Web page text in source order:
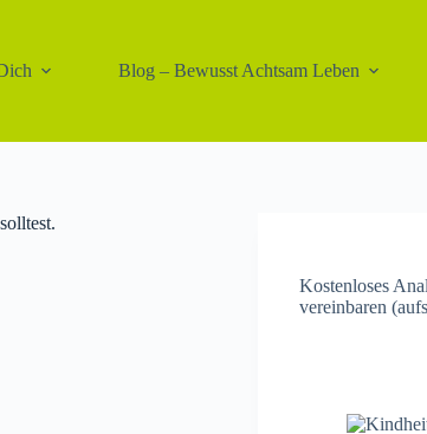
Blog – Bewusst Achtsam Leben
Kostenloses
vereinbaren